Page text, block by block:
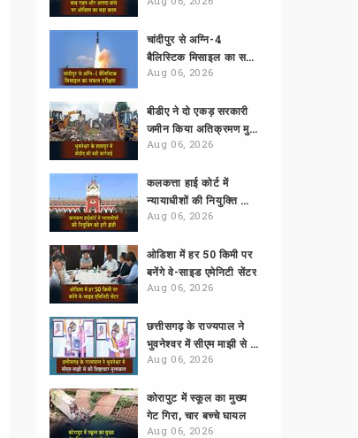
चांदीपुर से अग्नि-4
बैलिस्टिक मिसाइल का सफल परीक्षण
Aug 06, 2026
बीडीए ने दो एकड़ सरकारी
जमीन किया अतिक्रमण मुक्त
Aug 06, 2026
कलकत्ता हाई कोर्ट में
न्यायाधीशों की नियुक्ति को हरी झंडी
Aug 06, 2026
ओडिशा में हर 50 किमी पर
बनेंगे वे-साइड एमेनिटी सेंटर
Aug 06, 2026
छत्तीसगढ़ के राज्यपाल ने
भुवनेश्वर में सीएम माझी से की शिष्टाचार मुलाकात
Aug 06, 2026
कोरापुट में स्कूल का मुख्य
गेट गिरा, चार बच्चे घायल
Aug 06, 2026